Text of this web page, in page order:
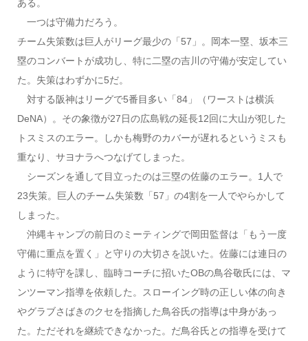
ある。
一つは守備力だろう。
チーム失策数は巨人がリーグ最少の「57」。岡本一塁、坂本三
塁のコンバートが成功し、特に二塁の吉川の守備が安定してい
た。失策はわずかに5だ。
対する阪神はリーグで5番目多い「84」（ワーストは横浜
DeNA）。その象徴が27日の広島戦の延長12回に大山が犯した
トスミスのエラー。しかも梅野のカバーが遅れるというミスも
重なり、サヨナラへつなげてしまった。
シーズンを通して目立ったのは三塁の佐藤のエラー。1人で
23失策。巨人のチーム失策数「57」の4割を一人でやらかして
しまった。
沖縄キャンプの前日のミーティングで岡田監督は「もう一度
守備に重点を置く」と守りの大切さを説いた。佐藤には連日の
ように特守を課し、臨時コーチに招いたOBの鳥谷敬氏には、マ
ンツーマン指導を依頼した。スローイング時の正しい体の向き
やグラブさばきのクセを指摘した鳥谷氏の指導は中身があっ
た。ただそれを継続できなかった。だ鳥谷氏との指導を受けて